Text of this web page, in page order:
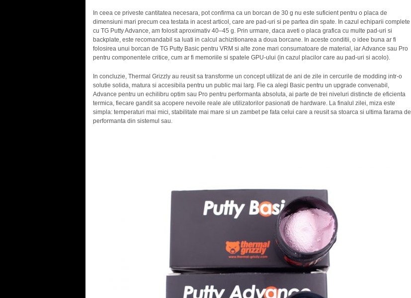
In ceea ce priveste cantitatea necesara, pot confirma ca un borcan de 30 g nu este suficient pentru o placa de
dimensiuni mari precum cea testata in acest articol, care are pad-uri si pe partea din spate. In cazul echiparii complete
cu TG Putty Advance, am folosit aproximativ 40–45 g. Prin urmare, daca aveti o placa grafica cu multe pad-uri si
backplate, este recomandabil sa luati in calcul achizitionarea a doua borcane. In aceste conditii, o idee buna ar fi
folosirea unui borcan de TG Putty Basic pentru VRM si alte zone mari consumatoare de material, iar Advance sau Pro
pentru componentele critice, cum ar fi memoriile si spatele GPU-ului (in cazul placilor care au pad-uri si acolo).
In concluzie, Thermal Grizzly au reusit sa transforme un concept utilizat de ani de zile in cercurile de modding intr-o
solutie solida, matura si accesibila pentru un public mai larg. Fie ca alegi Basic pentru un upgrade convenabil,
Advance pentru un echilibru optim sau Pro pentru performanta absoluta, ai parte de trei niveluri distincte de eficienta
termica, fiecare gandit sa acopere nevoile reale ale utilizatorilor pasionati de hardware. La finalul zilei, miza este
simpla: temperaturi mai mici, stabilitate mai mare si un zambet pe fata celui care a reusit sa stoarca si ultima farama de
performanta din sistemul sau.